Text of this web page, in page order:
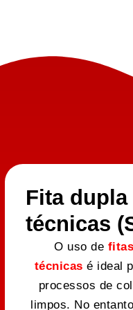
Fita dupla
técnicas
O uso de
técnicas é ideal
processos de
limpos. No